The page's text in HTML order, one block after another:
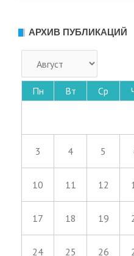
АРХИВ ПУБЛИКАЦИЙ
Пн Вт Ср
3 4 5
10 11 12
17 18 19
24 25 26